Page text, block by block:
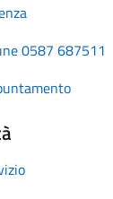
0587 687511